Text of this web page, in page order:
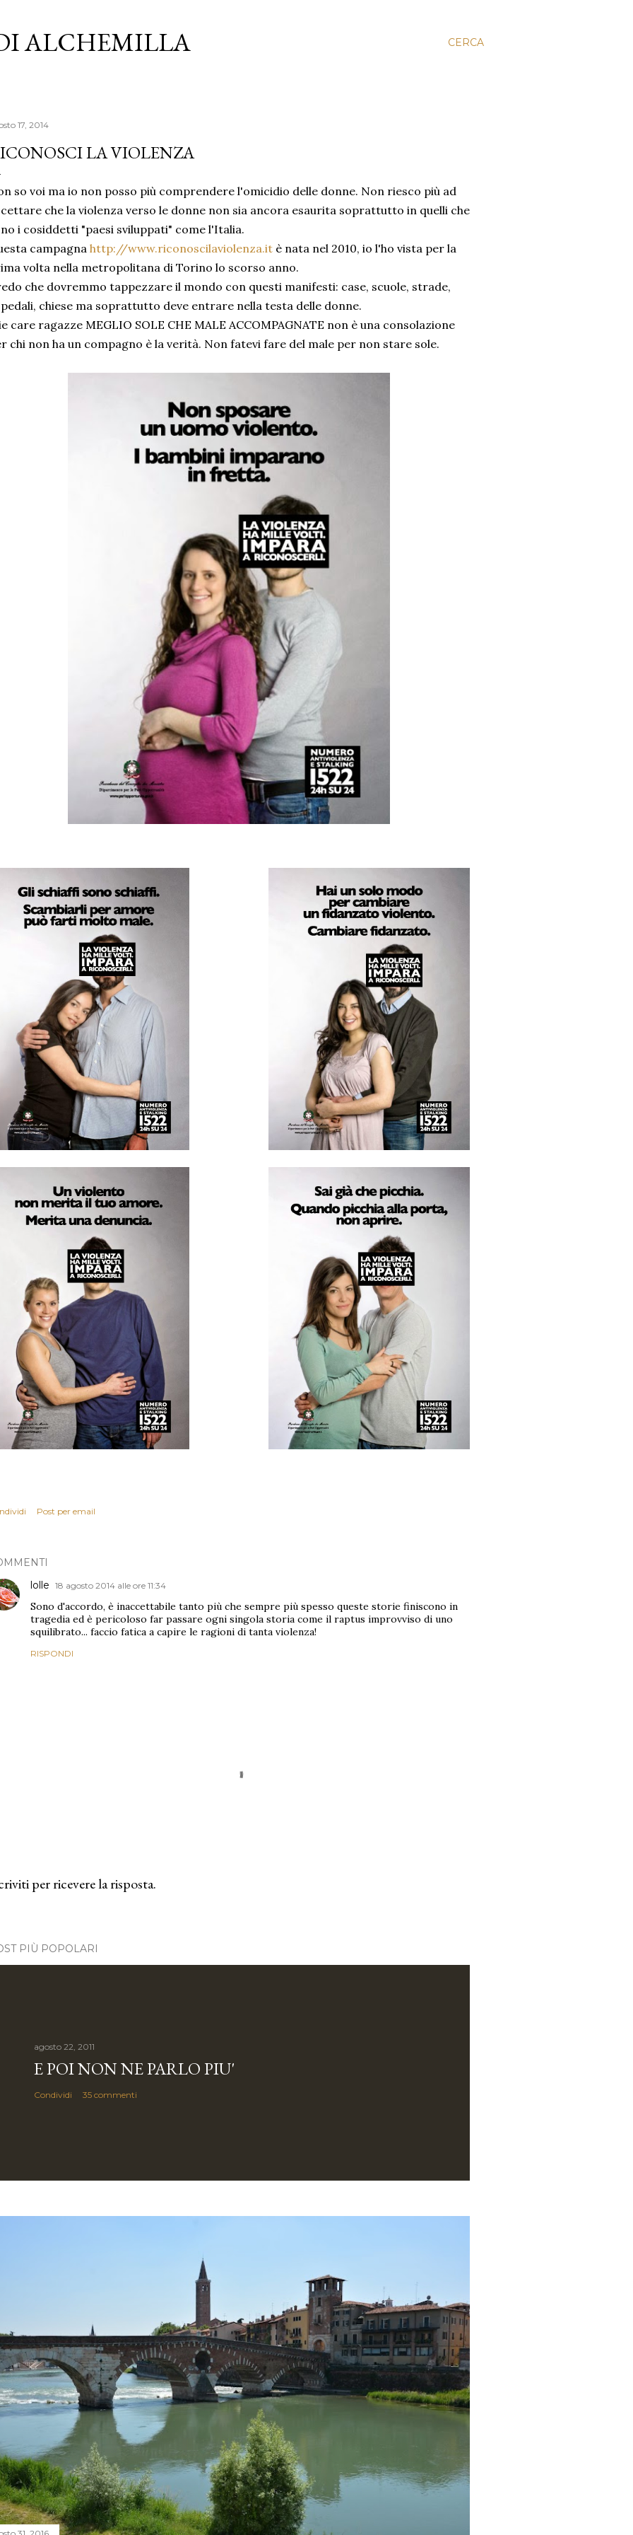
CERCA
ALCHEMILLA
17, 2014
LA VIOLENZA
so voi ma io non posso più comprendere l'omicidio delle donne. Non riesco più ad
che la violenza verso le donne non sia ancora esaurita soprattutto in quelli che
i cosiddetti "paesi sviluppati" come l'Italia.
campagna http://www.riconoscilaviolenza.it è nata nel 2010, io l'ho vista per la
volta nella metropolitana di Torino lo scorso anno.
che dovremmo tappezzare il mondo con questi manifesti: case, scuole, strade,
chiese ma soprattutto deve entrare nella testa delle donne.
care ragazze MEGLIO SOLE CHE MALE ACCOMPAGNATE non è una consolazione
chi non ha un compagno è la verità. Non fatevi fare del male per non stare sole.
Post per email
lolle 18 agosto 2014 alle ore 11:34
Sono d'accordo, è inaccettabile tanto più che sempre più spesso queste storie finiscono in
tragedia ed è pericoloso far passare ogni singola storia come il raptus improvviso di uno
squilibrato... faccio fatica a capire le ragioni di tanta violenza!
RISPONDI
per ricevere la risposta.
PIÙ POPOLARI
agosto 22, 2011
E POI NON NE PARLO PIU'
Condividi 35 commenti